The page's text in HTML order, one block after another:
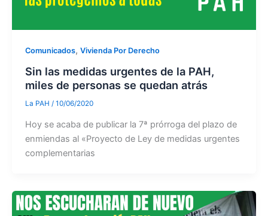
Comunicados, Vivienda Por Derecho
Sin las medidas urgentes de la PAH,
miles de personas se quedan atrás
La PAH / 10/06/2020
Hoy se acaba de publicar la 7ª prórroga del plazo de
enmiendas al «Proyecto de Ley de medidas urgentes
complementarias